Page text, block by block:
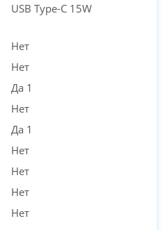
USB Type-C 15W
Нет
Нет
Да 1
Нет
Да 1
Нет
Нет
Нет
Нет